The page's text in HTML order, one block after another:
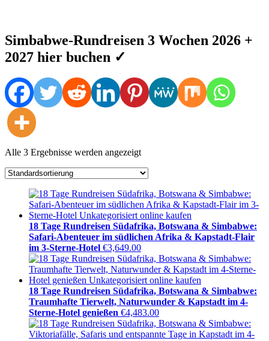
Simbabwe-Rundreisen 3 Wochen 2026 +
2027 hier buchen ✓
Alle 3 Ergebnisse werden angezeigt
18 Tage Rundreisen Südafrika, Botswana & Simbabwe:
Safari-Abenteuer im südlichen Afrika & Kapstadt-Flair
im 3-Sterne-Hotel €3,649.00
18 Tage Rundreisen Südafrika, Botswana & Simbabwe:
Traumhafte Tierwelt, Naturwunder & Kapstadt im 4-
Sterne-Hotel genießen €4,483.00